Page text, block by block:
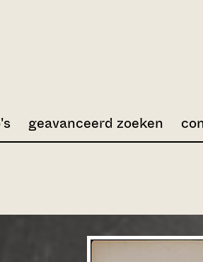
geavanceerd zoeken